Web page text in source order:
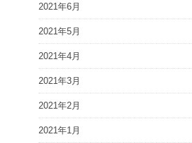
2021年6月
2021年5月
2021年4月
2021年3月
2021年2月
2021年1月